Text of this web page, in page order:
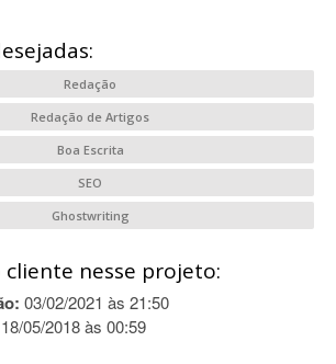
Redação
Redação de Artigos
Boa Escrita
SEO
Ghostwriting
nesse projeto:
03/02/2021 às 21:50
18/05/2018 às 00:59